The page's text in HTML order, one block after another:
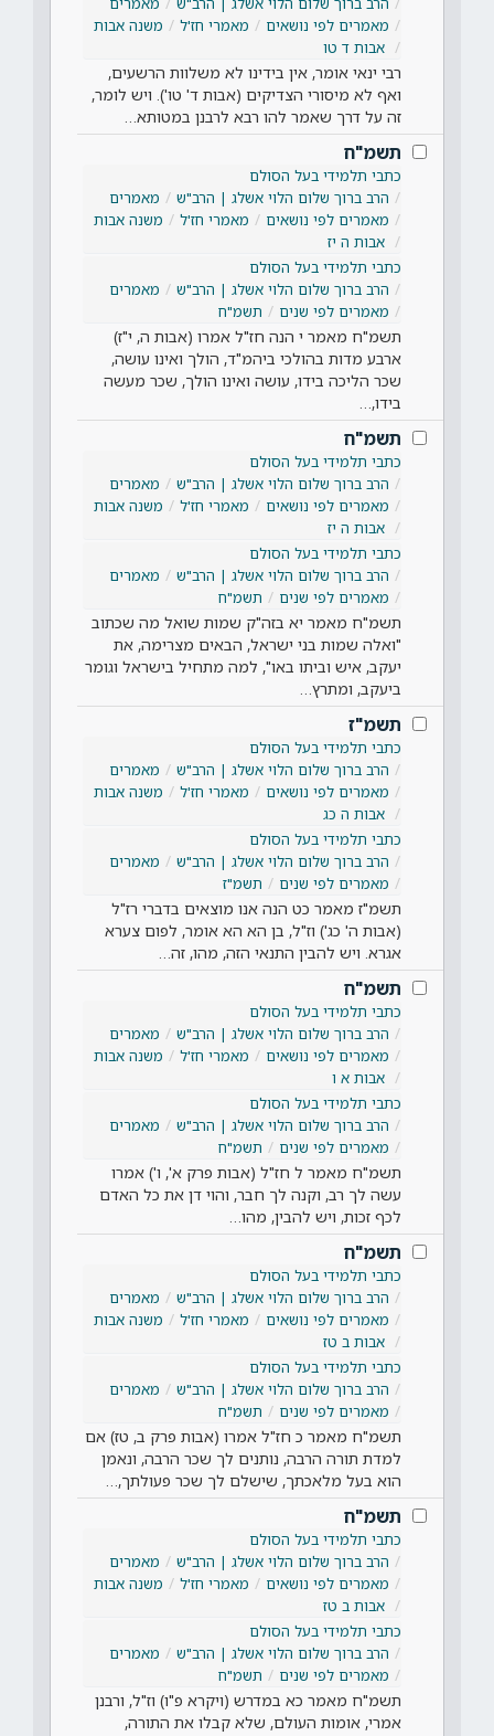
מאמרים לפי נושאים
מאמרי חז'ל
משנה אבות
אבות ד טו
רבי ינאי אומר, אין בידינו לא משלוות הרשעים,
ואף לא מיסורי הצדיקים (אבות ד' טו'). ויש לומר,
זה על דרך שאמר להו רבא לרבנן במטותא…
תשמ"ח
כתבי תלמידי בעל הסולם
הרב ברוך שלום הלוי אשלג | הרב"ש
מאמרים
מאמרים לפי נושאים
מאמרי חז'ל
משנה אבות
אבות ה יז
כתבי תלמידי בעל הסולם
הרב ברוך שלום הלוי אשלג | הרב"ש
מאמרים
מאמרים לפי שנים
תשמ"ח
תשמ"ח מאמר י הנה חז"ל אמרו (אבות ה, י"ז)
ארבע מדות בהולכי ביהמ"ד, הולך ואינו עושה,
שכר הליכה בידו, עושה ואינו הולך, שכר מעשה
בידו,…
תשמ"ח
כתבי תלמידי בעל הסולם
הרב ברוך שלום הלוי אשלג | הרב"ש
מאמרים
מאמרים לפי נושאים
מאמרי חז'ל
משנה אבות
אבות ה יז
כתבי תלמידי בעל הסולם
הרב ברוך שלום הלוי אשלג | הרב"ש
מאמרים
מאמרים לפי שנים
תשמ"ח
תשמ"ח מאמר יא בזה"ק שמות שואל מה שכתוב
"ואלה שמות בני ישראל, הבאים מצרימה, את
יעקב, איש וביתו באו", למה מתחיל בישראל וגומר
ביעקב, ומתרץ…
תשמ"ז
כתבי תלמידי בעל הסולם
הרב ברוך שלום הלוי אשלג | הרב"ש
מאמרים
מאמרים לפי נושאים
מאמרי חז'ל
משנה אבות
אבות ה כג
כתבי תלמידי בעל הסולם
הרב ברוך שלום הלוי אשלג | הרב"ש
מאמרים
מאמרים לפי שנים
תשמ"ז
תשמ"ז מאמר כט הנה אנו מוצאים בדברי רז"ל
(אבות ה' כג') וז"ל, בן הא הא אומר, לפום צערא
אגרא. ויש להבין התנאי הזה, מהו, זה…
תשמ"ח
כתבי תלמידי בעל הסולם
הרב ברוך שלום הלוי אשלג | הרב"ש
מאמרים
מאמרים לפי נושאים
מאמרי חז'ל
משנה אבות
אבות א ו
כתבי תלמידי בעל הסולם
הרב ברוך שלום הלוי אשלג | הרב"ש
מאמרים
מאמרים לפי שנים
תשמ"ח
תשמ"ח מאמר ל חז"ל (אבות פרק א', ו') אמרו
עשה לך רב, וקנה לך חבר, והוי דן את כל האדם
לכף זכות, ויש להבין, מהו…
תשמ"ח
כתבי תלמידי בעל הסולם
הרב ברוך שלום הלוי אשלג | הרב"ש
מאמרים
מאמרים לפי נושאים
מאמרי חז'ל
משנה אבות
אבות ב טז
כתבי תלמידי בעל הסולם
הרב ברוך שלום הלוי אשלג | הרב"ש
מאמרים
מאמרים לפי שנים
תשמ"ח
תשמ"ח מאמר כ חז"ל אמרו (אבות פרק ב, טז) אם
למדת תורה הרבה, נותנים לך שכר הרבה, ונאמן
הוא בעל מלאכתך, שישלם לך שכר פעולתך,…
תשמ"ח
כתבי תלמידי בעל הסולם
הרב ברוך שלום הלוי אשלג | הרב"ש
מאמרים
מאמרים לפי נושאים
מאמרי חז'ל
משנה אבות
אבות ב טז
כתבי תלמידי בעל הסולם
הרב ברוך שלום הלוי אשלג | הרב"ש
מאמרים
מאמרים לפי שנים
תשמ"ח
תשמ"ח מאמר כא במדרש (ויקרא פ"ו) וז"ל, ורבנן
אמרי, אומות העולם, שלא קבלו את התורה,